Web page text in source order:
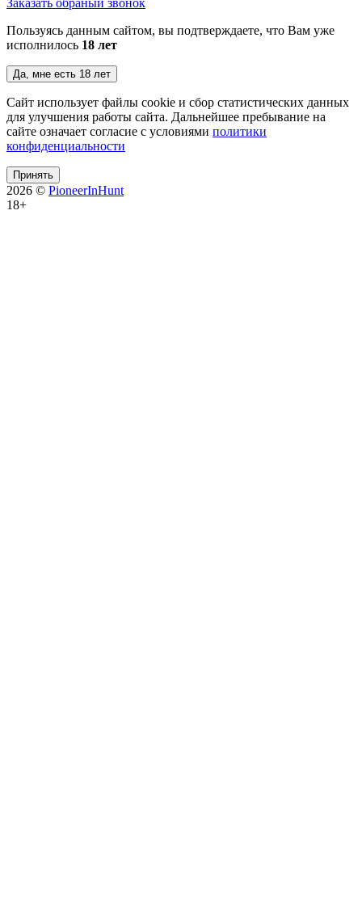
Пользуясь данным сайтом, вы подтверждаете, что Вам уже
исполнилось 18 лет
Да, мне есть 18 лет
Сайт использует файлы cookie и сбор статистических данных
для улучшения работы сайта. Дальнейшее пребывание на
сайте означает согласие с условиями политики
конфиденциальности
Принять
2026 © PioneerInHunt
18+